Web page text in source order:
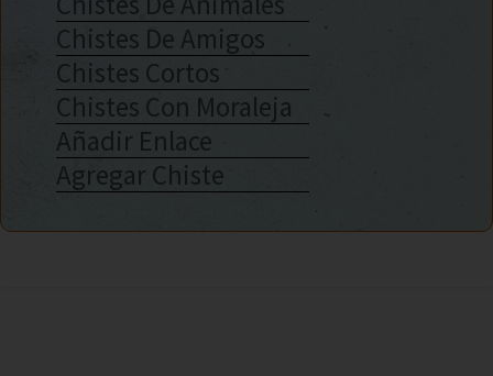
Chistes De Amigos
Chistes Cortos
Chistes Con Moraleja
Añadir Enlace
Agregar Chiste